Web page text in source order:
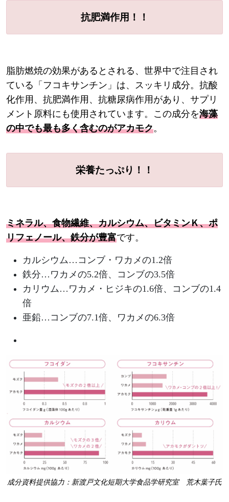
抗肥満作用！！
脂肪燃焼の効果があるとされる、世界中で注目され
ている「フコキサンチン」は、スッキリ成分。抗酸
化作用、抗肥満作用、抗糖尿病作用があり、サプリ
メント原料にも使用されています。この成分を海藻
の中でも最も多く含むのがアカモク。
栄養たっぷり！！
ミネラル、食物繊維、カルシウム、ビタミンＫ、ポ
リフェノール、鉄分が豊富です。
カルシウム…コンブ・ワカメの1.2倍
鉄分…ワカメの5.2倍、コンブの3.5倍
カリウム…ワカメ・ヒジキの1.6倍、コンブの1.4
倍
亜鉛…コンブの7.1倍、ワカメの6.3倍
成分資料提供協力：新渡戸文化短期大学食品学研究室 荒木葉子氏